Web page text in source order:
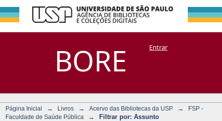
BORE
Filtrar por:
Assunto
DSpace/Manakin + CoriscoEntrar
Página Inicial → Livros → Acervo das Bibliotecas da USP →
FSP -
Faculdade de Saúde Pública
→ Filtrar por: Assunto